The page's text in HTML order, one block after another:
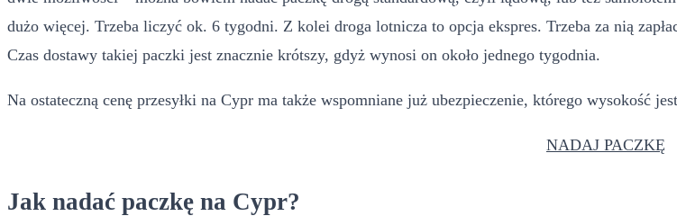
dużo więcej. Trzeba liczyć ok. 6 tygodni. Z kolei droga lotnicza to opcja ekspres. Trzeba za nią
Czas dostawy takiej paczki jest znacznie krótszy, gdyż wynosi on około jednego tygodnia.
Na ostateczną cenę przesyłki na Cypr ma także wspomniane już ubezpieczenie, którego wysokość
NADAJ PACZKĘ
Jak nadać paczkę na Cypr?